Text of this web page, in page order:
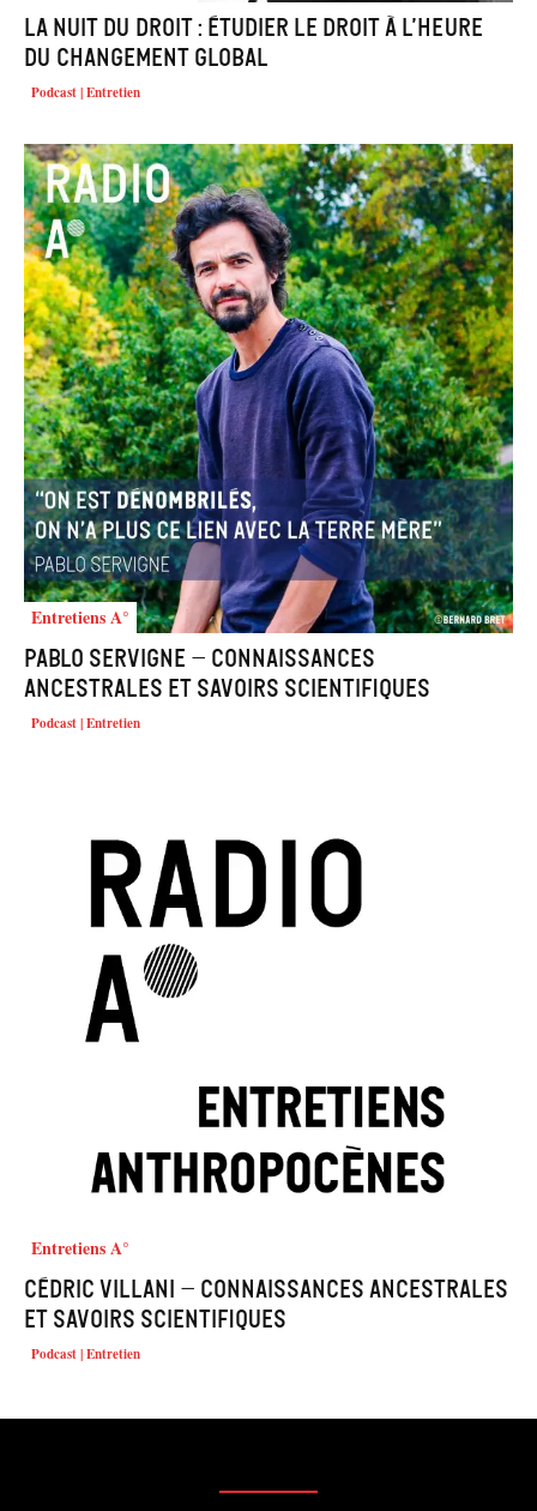
La Nuit du Droit : Étudier le Droit à l’heure
du changement global
Podcast | Entretien
Entretiens A°
Pablo Servigne – Connaissances
ancestrales et savoirs scientifiques
Podcast | Entretien
Entretiens A°
Cédric Villani – Connaissances ancestrales
et savoirs scientifiques
Podcast | Entretien